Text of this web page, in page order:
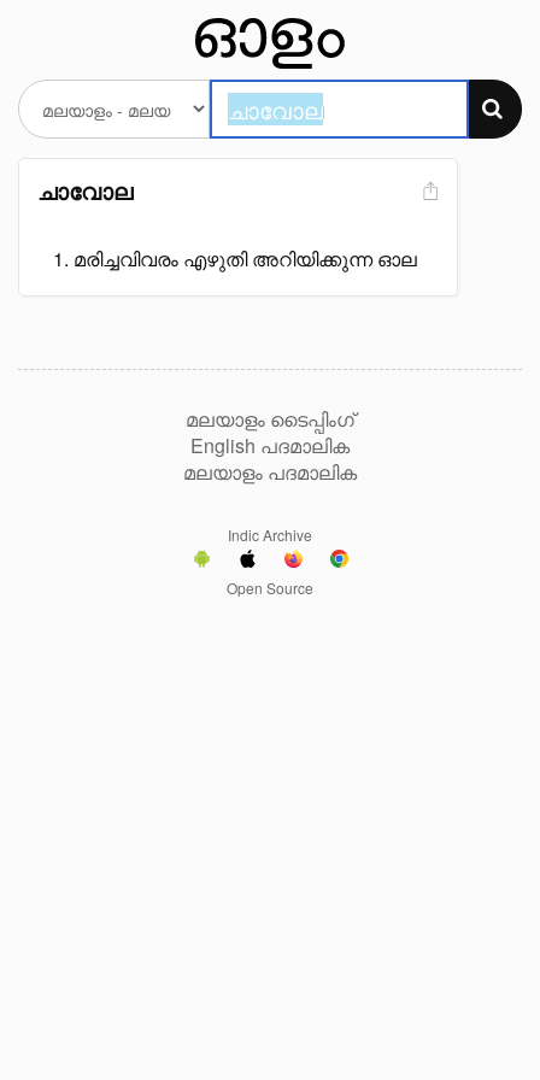
ചാവോല
മരിച്ചവിവരം എഴുതി അറിയിക്കുന്ന ഓല
മലയാളം ടൈപ്പിംഗ്
English പദമാലിക
മലയാളം പദമാലിക
Indic Archive
Open Source